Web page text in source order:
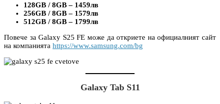
128GB / 8GB – 1459лв
256GB / 8GB – 1579лв
512GB / 8GB – 1799лв
Повече за Galaxy S25 FE може да откриете на официалният сайт
на компанията https://www.samsung.com/bg
Galaxy Tab S11